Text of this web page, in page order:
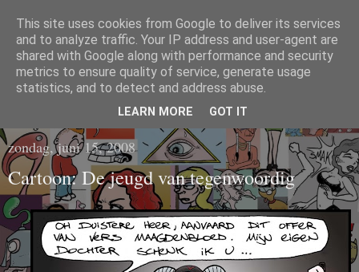
CARTOONS EN
ILLUSTRATIES
zondag, juni 15, 2008
Cartoon: De jeugd van tegenwoordig
This site uses cookies from Google to deliver its services
and to analyze traffic. Your IP address and user-agent are
shared with Google along with performance and security
metrics to ensure quality of service, generate usage
statistics, and to detect and address abuse.
LEARN MORE GOT IT